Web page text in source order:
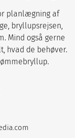
planlægning af
bryllupsrejsen,
Mind også gerne
hvad de behøver.